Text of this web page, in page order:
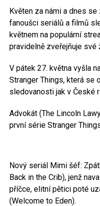
Květen za námi a dnes
fanoušci seriálů a filmů
květnem na populární
pravidelně zveřejňuje své
V pátek 27. května vyšla
Stranger Things, která se
sledovanosti jak v České
Advokát (The Lincoln
první série Stranger
Nový seriál Mimi šéf:
Back in the Crib), jenž
příčce, elitní pětici poté
(Welcome to Eden).